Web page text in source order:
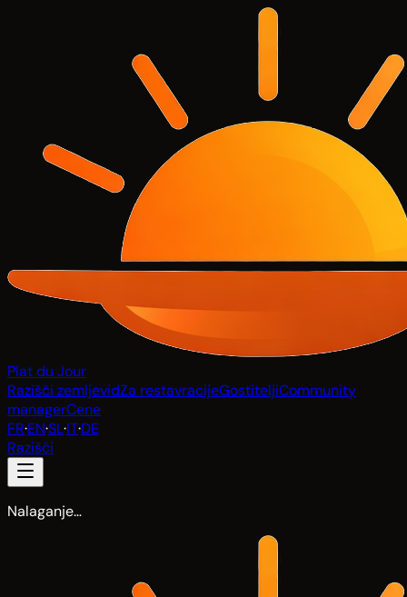
Plat du Jour
Razišči zemljevidZa restavracijeGostiteljiCommunity
managerCene
FR·EN·SL·IT·DE
Razišči
Nalaganje…